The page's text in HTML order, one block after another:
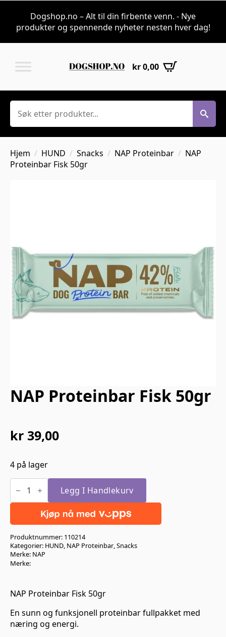
Dogshop.no – Alt til din firbente venn. - Nye
produkter og spennende nyheter nesten hver dag!
kr0,00
Søk
Hjem HUND Snacks NAP Proteinbar
NAP
Proteinbar Fisk 50gr
NAP Proteinbar Fisk 50gr
kr 39,00
4 på lager
NAP
Proteinbar
50gr
Legg I Handlekurv
Produktnummer: 110214
Kategorier: HUND, NAP Proteinbar,Snacks
Merke: NAP
Merke:
NAP Proteinbar Fisk 50gr
En sunn og funksjonell proteinbar fullpakket med
næring og energi.